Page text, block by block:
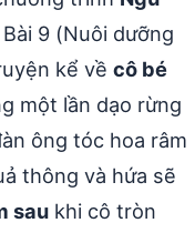
Bài 9 (Nuôi dưỡng
kể về cô bé
một lần dạo rừng
ông tóc hoa râm
thông và hứa sẽ
sau khi cô tròn